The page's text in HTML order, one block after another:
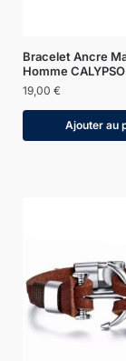
Bracelet Ancre
Homme
19,00 €
Ajouter au